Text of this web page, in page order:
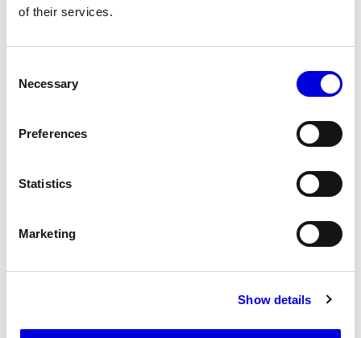
of their services.
Selection
Necessary
Preferences
Statistics
Marketing
Show details